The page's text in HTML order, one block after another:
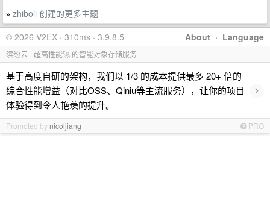
» zhiboli 创建的更多主题
About · Language
© 2026 V2EX · 310ms · 3.9.8.5
缤纷云 - 超高性能🚀 的智能对象存储服务
基于高度自研的架构，我们以 1/3 的成本提供最多 20+ 倍的
综合性能增益（对比OSS、Qiniu等主流服务），让你的项目
体验得到令人艳羡的提升。
›
Promoted by nicoljiang PRO